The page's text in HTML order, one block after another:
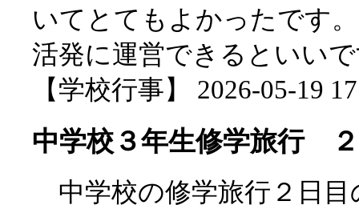
いてとてもよかったです
活発に運営できるといい
【学校行事】 2026-05-19
中学校３年生修学旅行 ２
中学校の修学旅行２日目